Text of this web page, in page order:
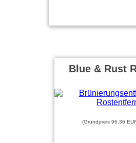
Blue & Rust
(Grundpreis 96,36